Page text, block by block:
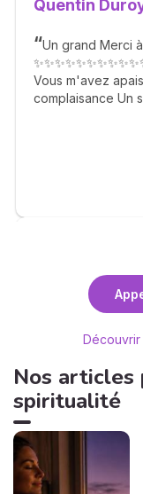
Quentin
Un grand Merci
Vous m'avez
complaisance Un
Nos articles
spiritualité